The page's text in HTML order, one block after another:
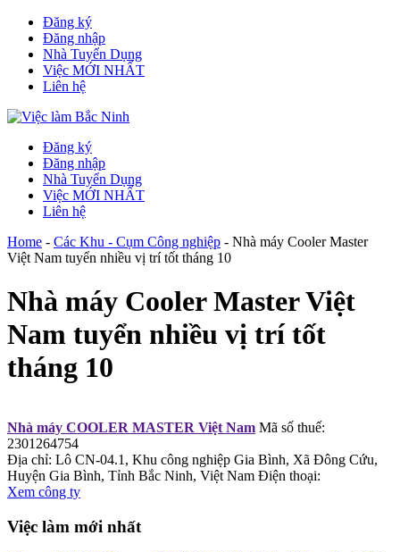
Đăng ký
Đăng nhập
Nhà Tuyển Dụng
Việc MỚI NHẤT
Liên hệ
Đăng ký
Đăng nhập
Nhà Tuyển Dụng
Việc MỚI NHẤT
Liên hệ
Home - Các Khu - Cụm Công nghiệp - Nhà máy Cooler Master
Việt Nam tuyển nhiều vị trí tốt tháng 10
Nhà máy Cooler Master Việt
Nam tuyển nhiều vị trí tốt
tháng 10
Nhà máy COOLER MASTER Việt Nam Mã số thuế:
2301264754
Địa chỉ: Lô CN-04.1, Khu công nghiệp Gia Bình, Xã Đông Cứu,
Huyện Gia Bình, Tỉnh Bắc Ninh, Việt Nam Điện thoại:
Xem công ty
Việc làm mới nhất